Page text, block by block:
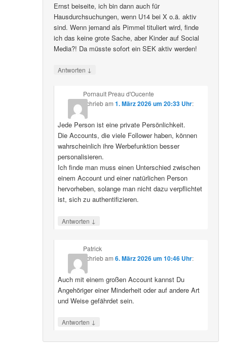
Ernst beiseite, ich bin dann auch für
Hausdurchsuchungen, wenn U14 bei X o.ä. aktiv
sind. Wenn jemand als Pimmel tituliert wird, finde
ich das keine grote Sache, aber Kinder auf Social
Media?! Da müsste sofort ein SEK aktiv werden!
Antworten ↓
Pornault Preau d'Oucente
schriebam 1. März 2026 um 20:33 Uhr:
Jede Person ist eine private Persönlichkeit.
Die Accounts, die viele Follower haben, können
wahrscheinlich ihre Werbefunktion besser
personalisieren.
Ich finde man muss einen Unterschied zwischen
einem Account und einer natürlichen Person
hervorheben, solange man nicht dazu verpflichtet
ist, sich zu authentifizieren.
Antworten ↓
Patrick
schriebam 6. März 2026 um 10:46 Uhr:
Auch mit einem großen Account kannst Du
Angehöriger einer Minderheit oder auf andere Art
und Weise gefährdet sein.
Antworten ↓